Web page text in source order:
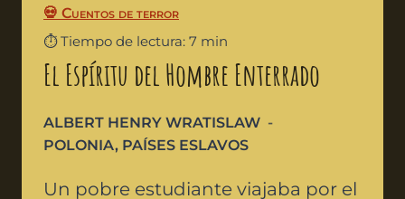
💀 Cuentos de terror
⏱️ Tiempo de lectura: 7 min
El Espíritu del Hombre Enterrado
ALBERT HENRY WRATISLAW
POLONIA, PAÍSES ESLAVOS
Un pobre estudiante viajaba por el